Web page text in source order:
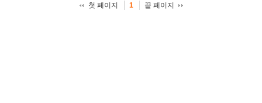
첫 페이지 1 끝 페이지